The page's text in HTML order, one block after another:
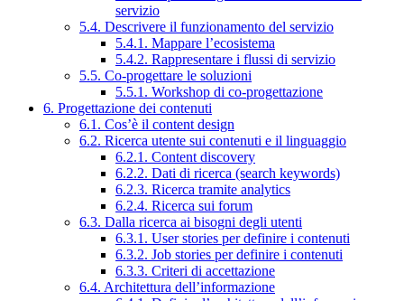
servizio
5.4. Descrivere il funzionamento del servizio
5.4.1. Mappare l’ecosistema
5.4.2. Rappresentare i flussi di servizio
5.5. Co-progettare le soluzioni
5.5.1. Workshop di co-progettazione
6. Progettazione dei contenuti
6.1. Cos’è il content design
6.2. Ricerca utente sui contenuti e il linguaggio
6.2.1. Content discovery
6.2.2. Dati di ricerca (search keywords)
6.2.3. Ricerca tramite analytics
6.2.4. Ricerca sui forum
6.3. Dalla ricerca ai bisogni degli utenti
6.3.1. User stories per definire i contenuti
6.3.2. Job stories per definire i contenuti
6.3.3. Criteri di accettazione
6.4. Architettura dell’informazione